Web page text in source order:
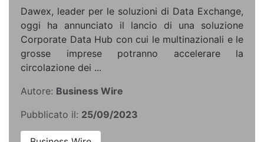
Dawex, leader per le soluzioni di Data Exchange,
oggi ha annunciato il lancio di una soluzione
Corporate Data Hub con cui le multinazionali e le
grosse imprese potranno accelerare la
circolazione dei ...
Autore: Business Wire
Pubblicato il: 25/09/2023